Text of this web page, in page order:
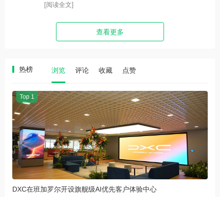
[阅读全文]
查看更多
热榜 浏览 评论 收藏 点赞
Top 1
DXC在班加罗尔开设旗舰级AI优先客户体验中心